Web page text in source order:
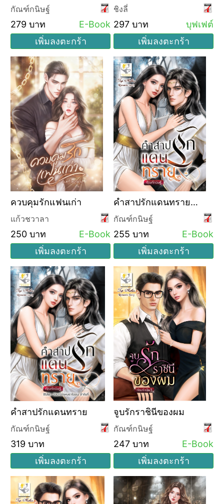
(ซีรีส์ชุด อ้อมกอดแห่ง
ธาริออน ลำดับที่ 2)
กัณฑ์กนิษฐ์
279 บาท
E-Book
เพิ่มลงตะกร้า
(บุฟเฟ่ต์)
ชิงลี่
297 บาท
บุฟเฟต์
เพิ่มลงตะกร้า
ควบคุมรักแฟนเก่า
แก้วชวาลา
250 บาท
E-Book
เพิ่มลงตะกร้า
คำสาปรักแดนทราย
(ซีรีส์ชุด อ้อมกอดแห่ง
ธาริออน ลำดับที่ 1)
กัณฑ์กนิษฐ์
255 บาท
E-Book
เพิ่มลงตะกร้า
คำสาปรักแดนทราย
กัณฑ์กนิษฐ์
319 บาท
เพิ่มลงตะกร้า
จูบรักราชินีของผม
กัณฑ์กนิษฐ์
247 บาท
E-Book
เพิ่มลงตะกร้า